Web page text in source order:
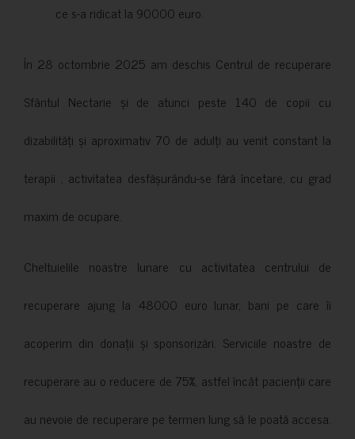
ce s-a ridicat la 90000 euro.
În 28 octombrie 2025 am deschis Centrul de recuperare
Sfântul Nectarie și de atunci peste 140 de copii cu
dizabilități și aproximativ 70 de adulți au venit constant la
terapii , activitatea desfășurându-se fără încetare, cu grad
maxim de ocupare.
Cheltuielile noastre lunare cu activitatea centrului de
recuperare ajung la 48000 euro lunar, bani pe care îi
acoperim din donații și sponsorizări. Serviciile noastre de
recuperare au o reducere de 75%, astfel încât pacienții care
au nevoie de recuperare pe termen lung să le poată accesa.